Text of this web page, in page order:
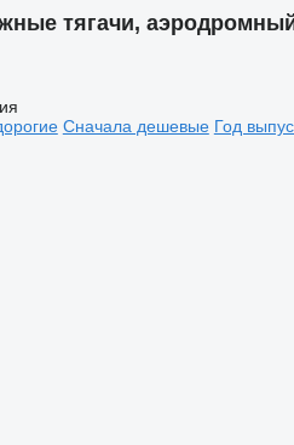
тягачи,
Сначала дешевые Год